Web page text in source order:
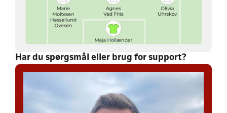
Har du spørgsmål eller brug for support?